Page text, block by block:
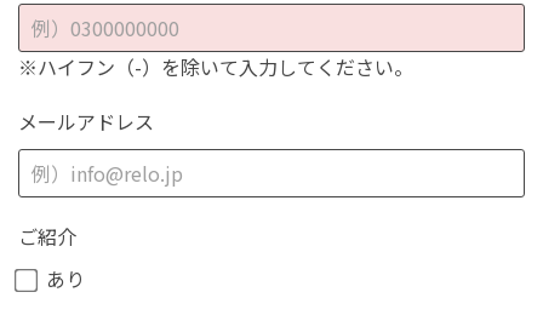
※ハイフン（-）を除いて入力してください。
メールアドレス
ご紹介
あり